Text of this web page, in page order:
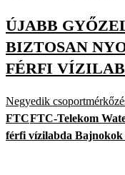
ÚJABB
BIZTOSAN
FÉRFI
Negyedik
FTCFTC-Telekom
férfi vízilabda